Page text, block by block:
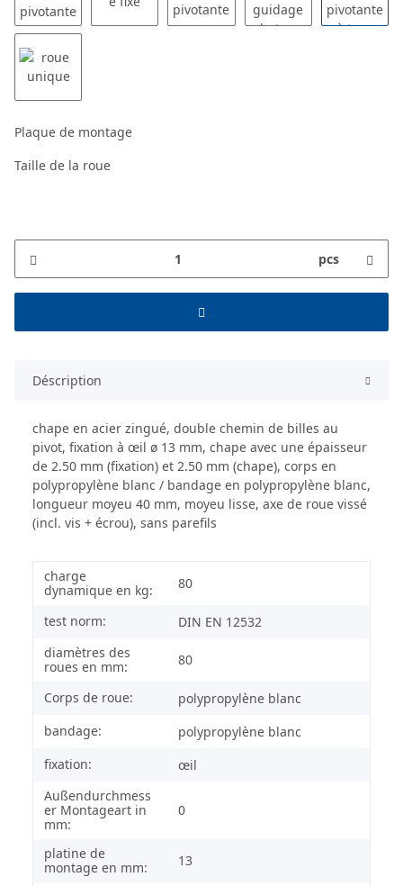
Plaque de montage
Taille de la roue
pcs
Déscription
chape en acier zingué, double chemin de billes au
pivot, fixation à œil ø 13 mm, chape avec une épaisseur
de 2.50 mm (fixation) et 2.50 mm (chape), corps en
polypropylène blanc / bandage en polypropylène blanc,
longueur moyeu 40 mm, moyeu lisse, axe de roue vissé
(incl. vis + écrou), sans parefils
charge
dynamique en kg:
80
test norm:
DIN EN 12532
diamètres des
roues en mm:
80
Corps de roue:
polypropylène blanc
bandage:
polypropylène blanc
fixation:
œil
Außendurchmess
er Montageart in
mm:
0
platine de
montage en mm:
13